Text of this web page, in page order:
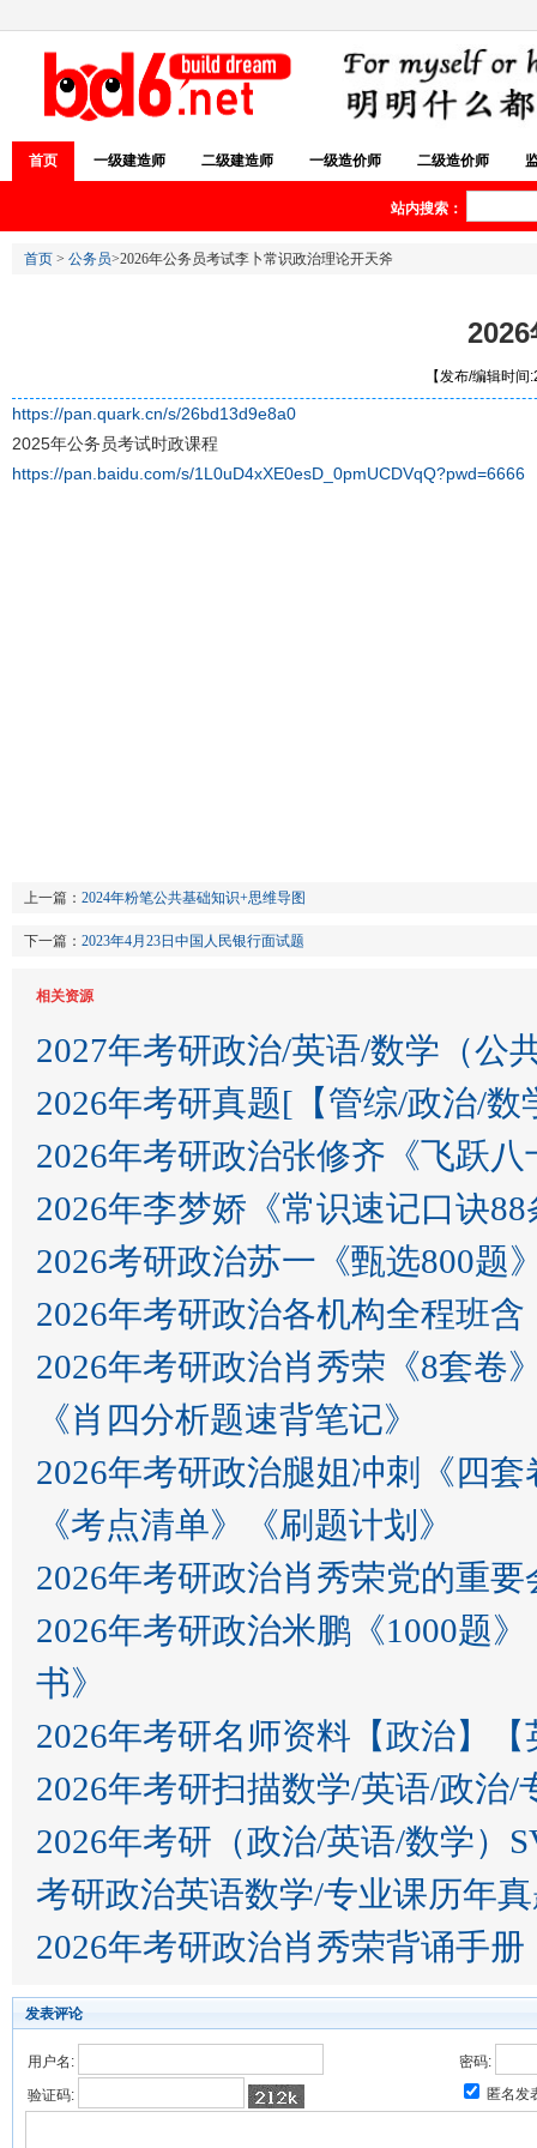
首页 一级建造师 二级建造师 一级造价师 二级造价师
站内搜索：
首页 > 公务员>2026年公务员考试李卜常识政治理论开天斧
【发布/编辑时
https://pan.quark.cn/s/26bd13d9e8a0
2025年公务员考试时政课程
https://pan.baidu.com/s/1L0uD4xXE0esD_0pmUCDVqQ?pwd=6666
上一篇： 2024年粉笔公共基础知识+思维导图
下一篇： 2023年4月23日中国人民银行面试题
相关资源
2027年考研政治/英语/数学（公
2026年考研真题[【管综/政治/数
2026年考研政治张修齐《飞跃
2026年李梦娇《常识速记口诀
2026考研政治苏一《甄选800题
2026年考研政治各机构全程班
2026年考研政治肖秀荣《8套卷
《肖四分析题速背笔记》
2026年考研政治腿姐冲刺《四
《考点清单》《刷题计划》
2026年考研政治肖秀荣党的重
2026年考研政治米鹏《1000题
书》
2026年考研名师资料【政治】
2026年考研扫描数学/英语/政治/
2026年考研（政治/英语/数学）
考研政治英语数学/专业课历年
2026年考研政治肖秀荣背诵手册
发表评论
用户名:
密码:
验证码:
匿名发